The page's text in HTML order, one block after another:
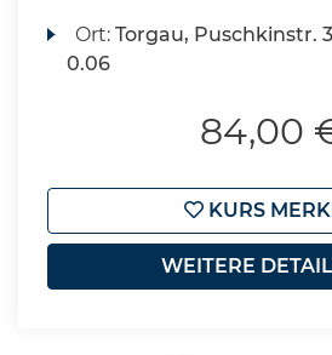
Ort:Torgau, Puschkinstr.
0.06
84,00
KURS
WEITERE